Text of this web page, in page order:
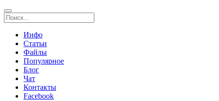
Инфо
Статьи
Файлы
Популярное
Блог
Чат
Контакты
Facebook